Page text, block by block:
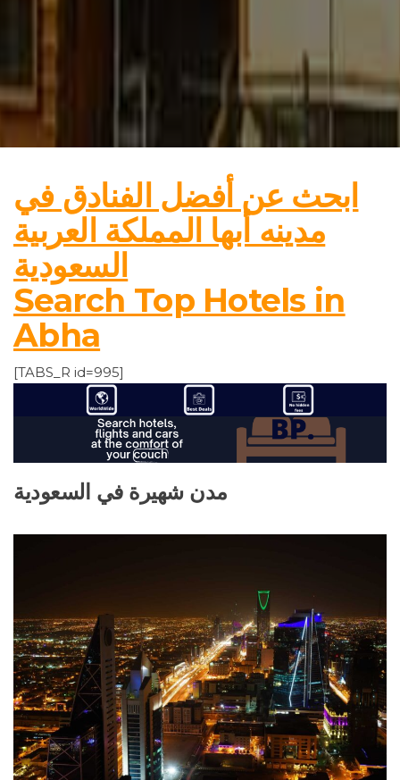
ابحث عن أفضل الفنادق في
مدينه أبها المملكة العربية
السعودية
Search Top Hotels in
Abha
[TABS_R id=995]
مدن شهيرة في السعودية